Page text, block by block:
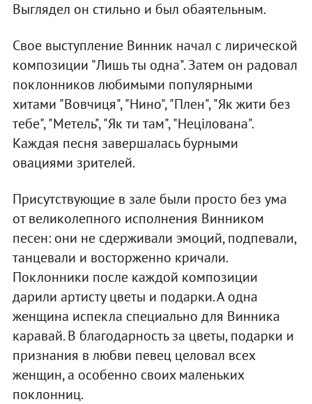
Выглядел он стильно и был обаятельным.
Свое выступление Винник начал с лирической
композиции "Лишь ты одна". Затем он радовал
поклонников любимыми популярными
хитами "Вовчиця", "Нино", "Плен", "Як жити без
тебе", "Метель", "Як ти там", "Нецілована".
Каждая песня завершалась бурными
овациями зрителей.
Присутствующие в зале были просто без ума
от великолепного исполнения Винником
песен: они не сдерживали эмоций, подпевали,
танцевали и восторженно кричали.
Поклонники после каждой композиции
дарили артисту цветы и подарки. А одна
женщина испекла специально для Винника
каравай. В благодарность за цветы, подарки и
признания в любви певец целовал всех
женщин, а особенно своих маленьких
поклонниц.